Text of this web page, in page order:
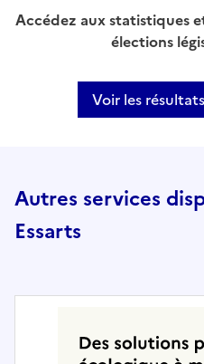
Accédez aux statistiques
élections
Voir les
Autres services
Essarts